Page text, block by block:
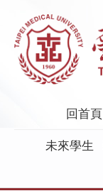
主
要
回首頁
未來學生